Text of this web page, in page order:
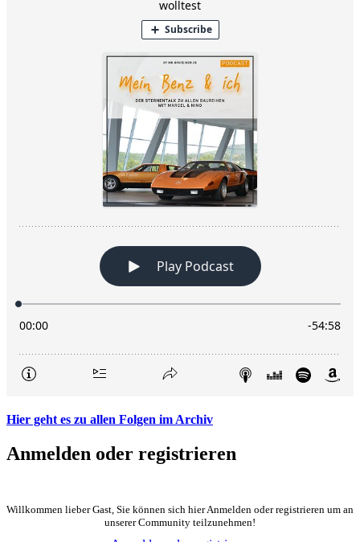
Hier geht es zu allen Folgen im Archiv
Anmelden oder registrieren
Willkommen lieber Gast, Sie können sich hier Anmelden oder registrieren um an
unserer Community teilzunehmen!